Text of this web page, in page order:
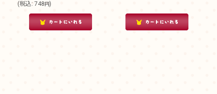
(税込: 748円)